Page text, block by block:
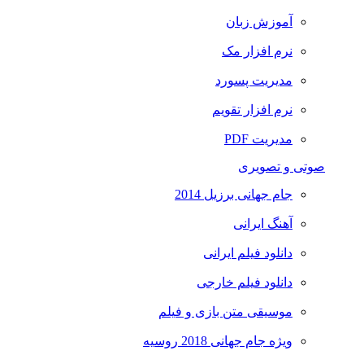
آموزش زبان
نرم افزار مک
مدیریت پسورد
نرم افزار تقویم
مدیریت PDF
صوتی و تصویری
جام جهانی برزیل 2014
آهنگ ایرانی
دانلود فیلم ایرانی
دانلود فیلم خارجی
موسیقی متن بازی و فیلم
ویژه جام جهانی 2018 روسیه